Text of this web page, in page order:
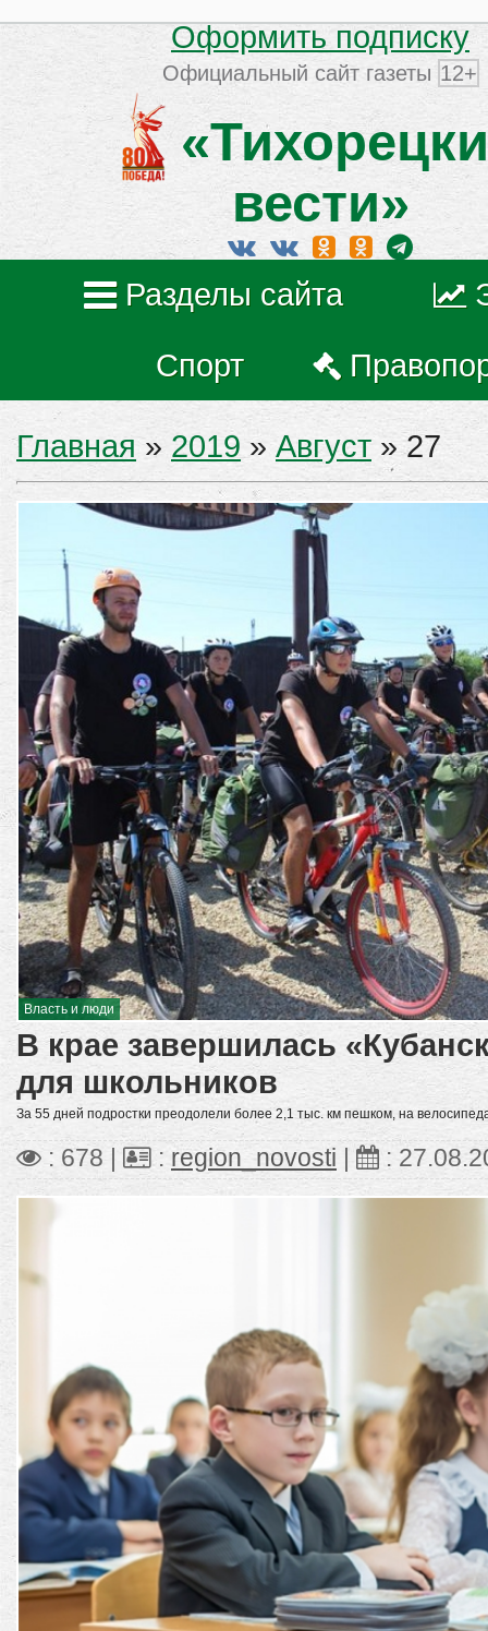
Оформить подписку
Официальный сайт газеты 12+
вести»
Разделы сайта
Спорт
Главная » 2019 » Август » 27
Власть и люди
В крае завершилась
для школьников
За 55 дней подростки преодолели более 2,1 тыс. км пешком, на
: 678 | : region_novosti :